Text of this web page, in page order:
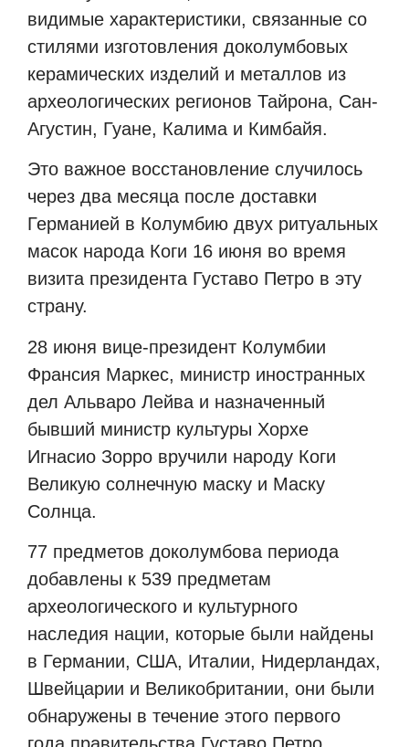
видимые характеристики, связанные со
стилями изготовления доколумбовых
керамических изделий и металлов из
археологических регионов Тайрона, Сан-
Агустин, Гуане, Калима и Кимбайя.
Это важное восстановление случилось
через два месяца после доставки
Германией в Колумбию двух ритуальных
масок народа Коги 16 июня во время
визита президента Густаво Петро в эту
страну.
28 июня вице-президент Колумбии
Франсия Маркес, министр иностранных
дел Альваро Лейва и назначенный
бывший министр культуры Хорхе
Игнасио Зорро вручили народу Коги
Великую солнечную маску и Маску
Солнца.
77 предметов доколумбова периода
добавлены к 539 предметам
археологического и культурного
наследия нации, которые были найдены
в Германии, США, Италии, Нидерландах,
Швейцарии и Великобритании, они были
обнаружены в течение этого первого